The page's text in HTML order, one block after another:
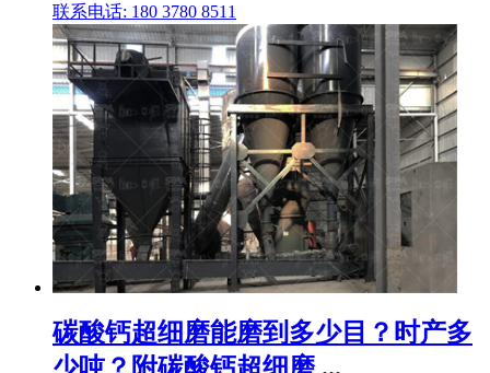
联系电话: 180 3780 8511
碳酸钙超细磨能磨到多少目？时产多